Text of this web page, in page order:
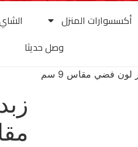
أكسسوارات المنزل
وصل حديثا
لون فضي مقاس 9 سم